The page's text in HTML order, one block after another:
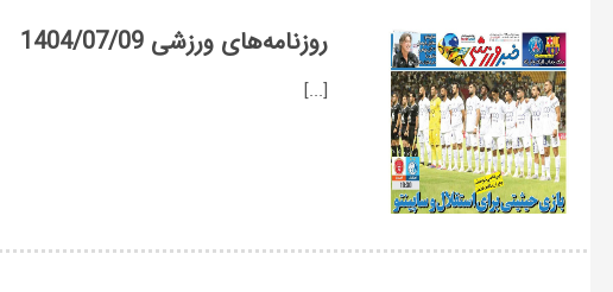
روزنامه‌های ورزشی 1404/07/09
[...]